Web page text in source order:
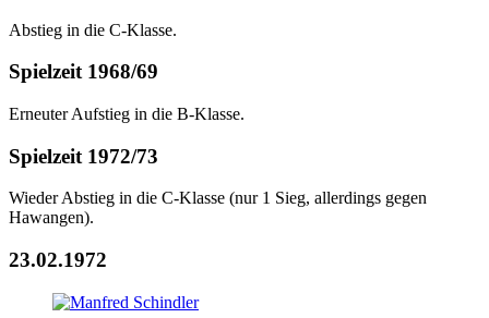
Abstieg in die C-Klasse.
Spielzeit 1968/69
Erneuter Aufstieg in die B-Klasse.
Spielzeit 1972/73
Wieder Abstieg in die C-Klasse (nur 1 Sieg, allerdings gegen
Hawangen).
23.02.1972